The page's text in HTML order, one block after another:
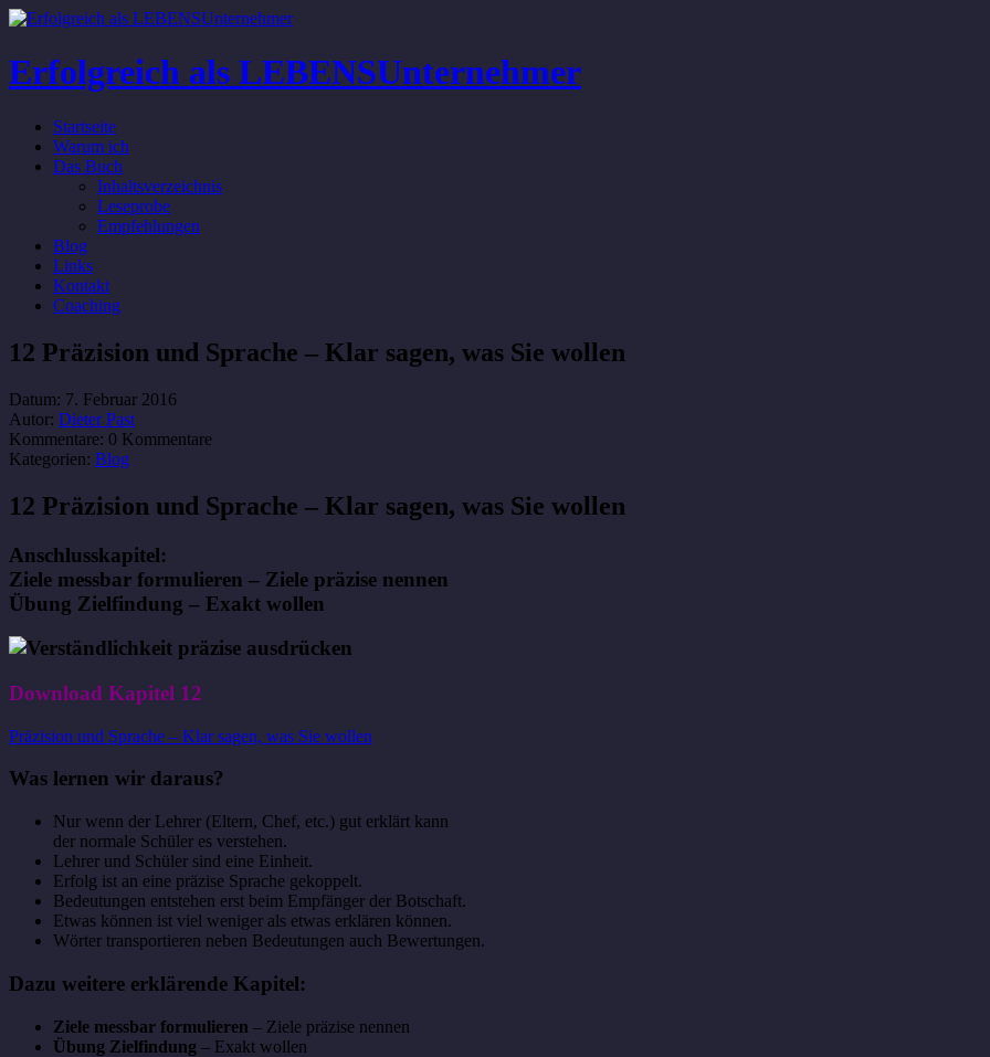
Erfolgreich als LEBENSUnternehmer
Startseite
Warum ich
Das Buch
Inhaltsverzeichnis
Leseprobe
Empfehlungen
Blog
Links
Kontakt
Coaching
12 Präzision und Sprache – Klar sagen, was Sie wollen
Datum: 7. Februar 2016
Autor: Dieter Past
Kommentare: 0 Kommentare
Kategorien: Blog
12 Präzision und Sprache – Klar sagen, was Sie wollen
Anschlusskapitel:
Ziele messbar formulieren – Ziele präzise nennen
Übung Zielfindung – Exakt wollen
Download Kapitel 12
Präzision und Sprache – Klar sagen, was Sie wollen
Was lernen wir daraus?
Nur wenn der Lehrer (Eltern, Chef, etc.) gut erklärt kann
der normale Schüler es verstehen.
Lehrer und Schüler sind eine Einheit.
Erfolg ist an eine präzise Sprache gekoppelt.
Bedeutungen entstehen erst beim Empfänger der Botschaft.
Etwas können ist viel weniger als etwas erklären können.
Wörter transportieren neben Bedeutungen auch Bewertungen.
Dazu weitere erklärende Kapitel:
Ziele messbar formulieren – Ziele präzise nennen
Übung Zielfindung – Exakt wollen